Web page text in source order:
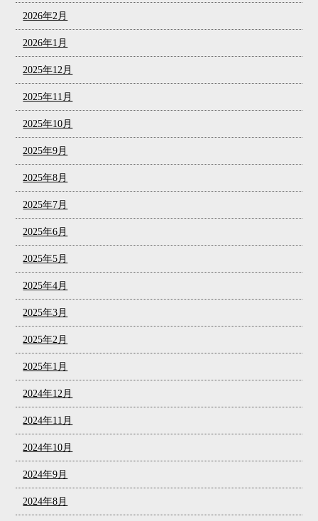
2026年2月
2026年1月
2025年12月
2025年11月
2025年10月
2025年9月
2025年8月
2025年7月
2025年6月
2025年5月
2025年4月
2025年3月
2025年2月
2025年1月
2024年12月
2024年11月
2024年10月
2024年9月
2024年8月